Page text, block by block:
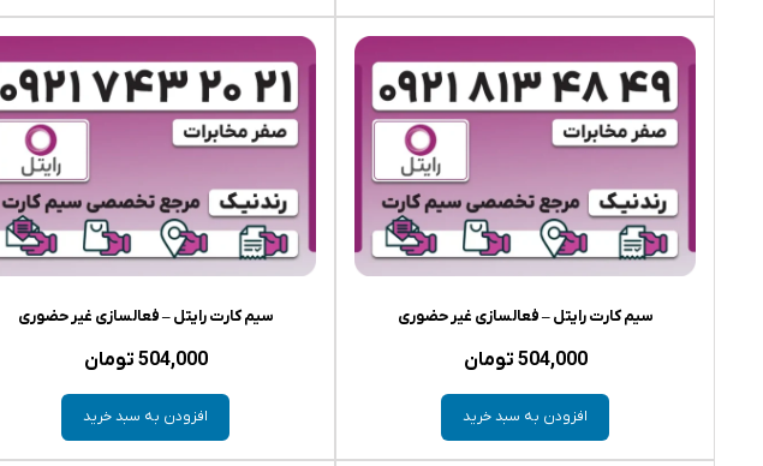
سیم کارت رایتل – فعالسازی غیر حضوری
504,000 تومان
افزودن به سبد خرید
سیم کارت رایتل – فعالسازی غیر حضوری
504,000 تومان
افزودن به سبد خرید